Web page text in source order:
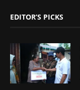
EDITOR’S PICKS